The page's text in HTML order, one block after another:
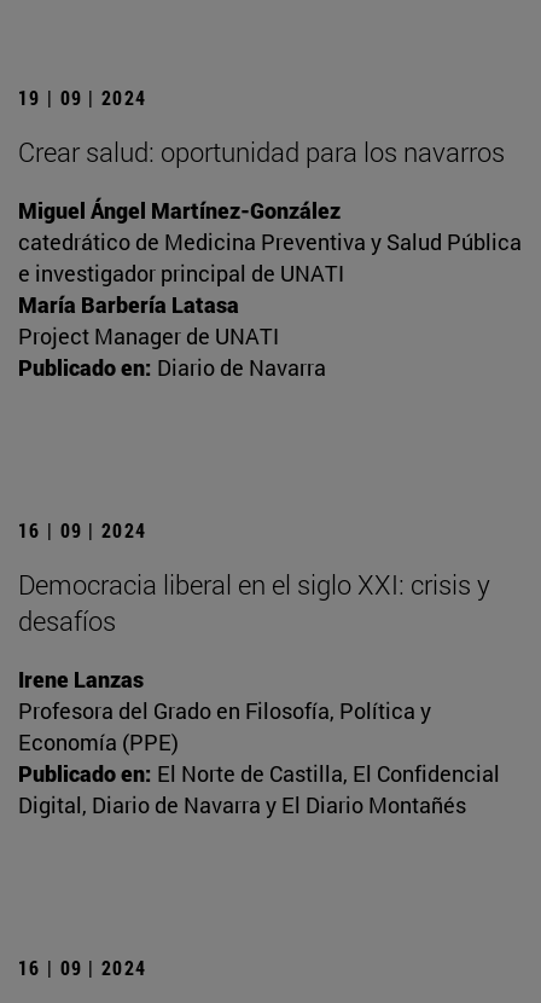
19 | 09 | 2024
Crear salud: oportunidad para los navarros
Miguel Ángel Martínez-González
catedrático de Medicina Preventiva y Salud Pública
e investigador principal de UNATI
María Barbería Latasa
Project Manager de UNATI
Publicado en: Diario de Navarra
16 | 09 | 2024
Democracia liberal en el siglo XXI: crisis y
desafíos
Irene Lanzas
Profesora del Grado en Filosofía, Política y
Economía (PPE)
Publicado en: El Norte de Castilla, El Confidencial
Digital, Diario de Navarra y El Diario Montañés
16 | 09 | 2024